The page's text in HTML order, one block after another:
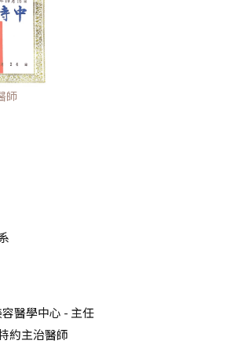
師
醫學中心 - 主任
約主治醫師